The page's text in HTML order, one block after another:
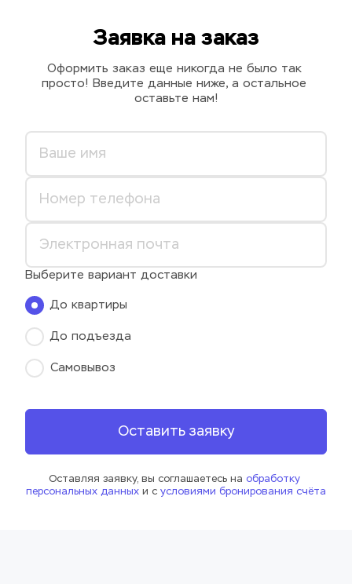
Заявка на заказ
Оформить заказ еще никогда не было так
просто! Введите данные ниже, а остальное
оставьте нам!
Выберите вариант доставки
До квартиры
До подъезда
Самовывоз
Оставить заявку
Оставляя заявку, вы соглашаетесь на обработку
персональных данных и с условиями бронирования счёта